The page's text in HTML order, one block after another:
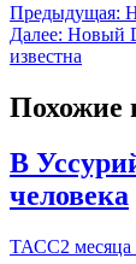
Предыдущая:
Далее: Новый
известна
Похожие
В
человека
ТАСС2 месяца